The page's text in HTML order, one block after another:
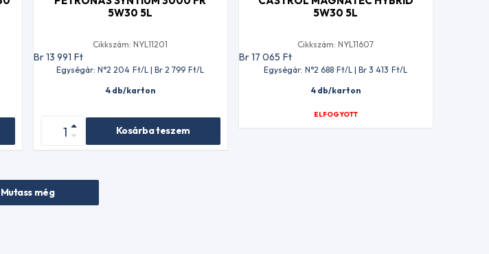
5W30 5L
Cikkszám: NYL11201
Br 13 991 Ft
Egységár: N°2 204 Ft/L | Br 2 799 Ft/L
4 db/karton
Kosárba teszem
5W30 5L
Cikkszám: NYL11607
Br 17 065 Ft
Egységár: N°2 688 Ft/L | Br 3 413 Ft/L
4 db/karton
ELFOGYOTT
Mutass még